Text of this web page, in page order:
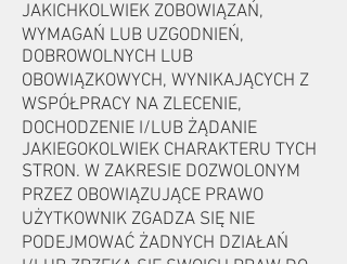
JAKICHKOLWIEK ZOBOWIĄZAŃ,
WYMAGAŃ LUB UZGODNIEŃ,
DOBROWOLNYCH LUB
OBOWIĄZKOWYCH, WYNIKAJĄCYCH Z
WSPÓŁPRACY NA ZLECENIE,
DOCHODZENIE I/LUB ŻĄDANIE
JAKIEGOKOLWIEK CHARAKTERU TYCH
STRON. W ZAKRESIE DOZWOLONYM
PRZEZ OBOWIĄZUJĄCE PRAWO
UŻYTKOWNIK ZGADZA SIĘ NIE
PODEJMOWAĆ ŻADNYCH DZIAŁAŃ